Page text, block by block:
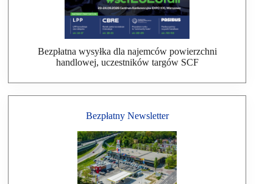
Bezpłatna wysyłka dla najemców powierzchni
handlowej, uczestników targów SCF
Bezpłatny Newsletter